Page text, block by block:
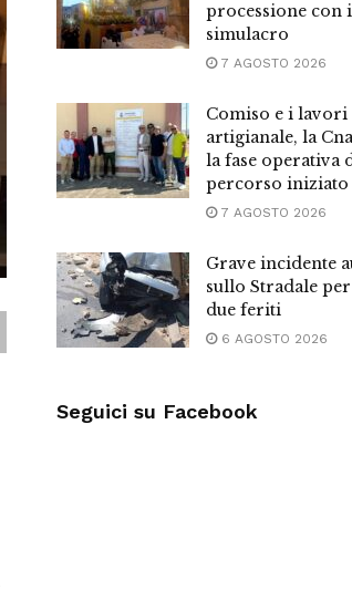
processione con
simulacro
7 AGOSTO 2026
Comiso e i lavori
artigianale, la
la fase operativa
percorso iniziato
7 AGOSTO 2026
Grave incidente
sullo Stradale
due feriti
6 AGOSTO 2026
Seguici su Facebook